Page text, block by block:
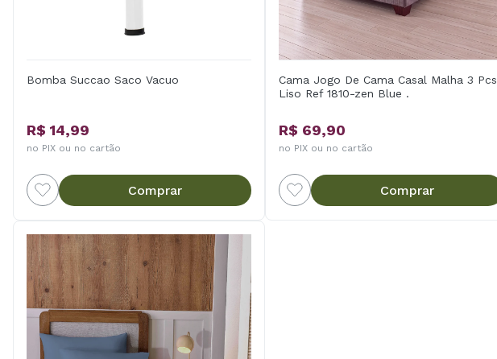
Bomba Succao Saco Vacuo
R$ 14,99
no PIX ou no cartão
Comprar
Cama Jogo De Cama Casal Malha 3 Pcs
Liso Ref 1810-zen Blue .
R$ 69,90
no PIX ou no cartão
Comprar